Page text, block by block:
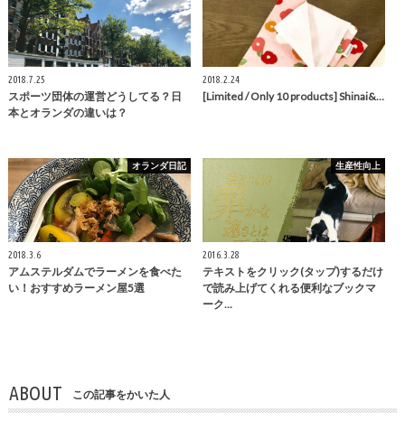
2018.7.25
スポーツ団体の運営どうしてる？日
本とオランダの違いは？
2018.2.24
[Limited / Only 10 products] Shinai&…
オランダ日記
2018.3.6
アムステルダムでラーメンを食べた
い！おすすめラーメン屋5選
生産性向上
2016.3.28
テキストをクリック(タップ)するだけ
で読み上げてくれる便利なブックマ
ーク…
ABOUT この記事をかいた人